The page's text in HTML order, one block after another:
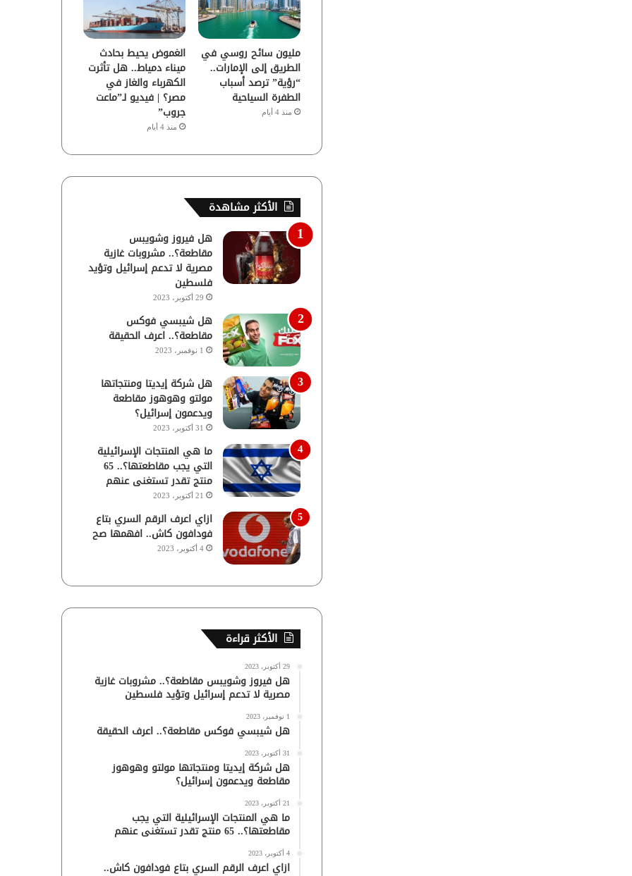
مليون سائح روسي في
الطريق إلى الإمارات..
“رؤية” ترصد أسباب
الطفرة السياحية
منذ 4 أيام
الغموض يحيط بحادث
ميناء دمياط.. هل تأثرت
الكهرباء والغاز في
مصر؟ | فيديو لـ”ماعت
جروب”
منذ 4 أيام
الأكثر مشاهدة
هل فيروز وشويبس
مقاطعة؟.. مشروبات غازية
مصرية لا تدعم إسرائيل وتؤيد
فلسطين
29 أكتوبر، 2023
هل شيبسي فوكس
مقاطعة؟.. اعرف الحقيقة
1 نوفمبر، 2023
هل شركة إيديتا ومنتجاتها
مولتو وهوهوز مقاطعة
ويدعمون إسرائيل؟
31 أكتوبر، 2023
ما هي المنتجات الإسرائيلية
التي يجب مقاطعتها؟.. 65
منتج تقدر تستغنى عنهم
21 أكتوبر، 2023
ازاي اعرف الرقم السري بتاع
فودافون كاش.. افهمها صح
4 أكتوبر، 2023
الأكثر قراءة
29 أكتوبر، 2023
هل فيروز وشويبس مقاطعة؟.. مشروبات غازية
مصرية لا تدعم إسرائيل وتؤيد فلسطين
1 نوفمبر، 2023
هل شيبسي فوكس مقاطعة؟.. اعرف الحقيقة
31 أكتوبر، 2023
هل شركة إيديتا ومنتجاتها مولتو وهوهوز
مقاطعة ويدعمون إسرائيل؟
21 أكتوبر، 2023
ما هي المنتجات الإسرائيلية التي يجب
مقاطعتها؟.. 65 منتج تقدر تستغنى عنهم
4 أكتوبر، 2023
ازاي اعرف الرقم السري بتاع فودافون كاش..